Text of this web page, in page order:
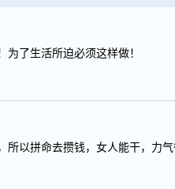
为了生活所迫必须这样做！
所以拼命去攒钱，女人能干，力